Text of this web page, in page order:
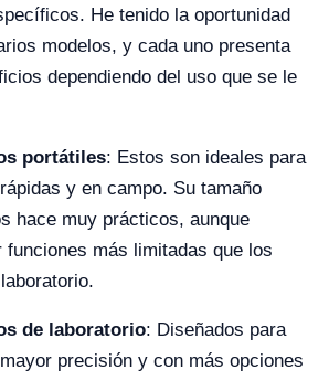
He tenido la oportunidad
modelos, y cada uno presenta
dependiendo del uso que se le
portátiles: Estos son ideales para
y en campo. Su tamaño
hace muy prácticos, aunque
funciones más limitadas que los
de laboratorio: Diseñados para
precisión y con más opciones